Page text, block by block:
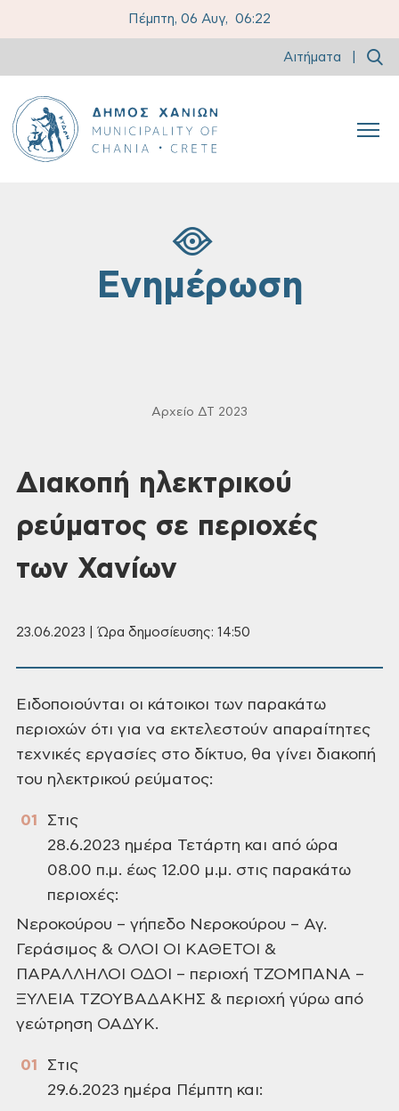
Πέμπτη, 06 Αυγ, 06:22
Αιτήματα
Ενημέρωση
Αρχείο ΔΤ 2023
Διακοπή ηλεκτρικού
ρεύματος σε περιοχές
των Χανίων
23.06.2023 | Ώρα δημοσίευσης: 14:50
Ειδοποιούνται οι κάτοικοι των παρακάτω
περιοχών ότι για να εκτελεστούν απαραίτητες
τεχνικές εργασίες στο δίκτυο, θα γίνει διακοπή
του ηλεκτρικού ρεύματος:
Στις
28.6.2023 ημέρα Τετάρτη και από ώρα
08.00 π.μ. έως 12.00 μ.μ. στις παρακάτω
περιοχές:
Νεροκούρου – γήπεδο Νεροκούρου – Αγ.
Γεράσιμος & ΟΛΟΙ ΟΙ ΚΑΘΕΤΟΙ &
ΠΑΡΑΛΛΗΛΟΙ ΟΔΟΙ – περιοχή ΤΖΟΜΠΑΝΑ –
ΞΥΛΕΙΑ ΤΖΟΥΒΑΔΑΚΗΣ & περιοχή γύρω από
γεώτρηση ΟΑΔΥΚ.
Στις
29.6.2023 ημέρα Πέμπτη και: